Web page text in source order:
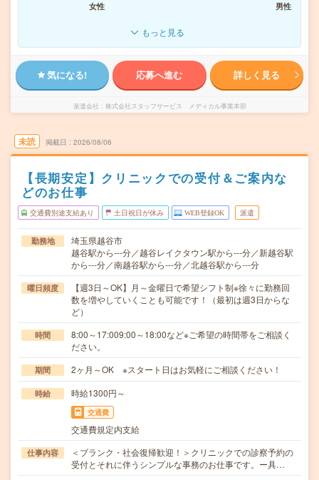
女性
男性
もっと見る
気になる! 応募へ進む 詳しく見る
派遣会社 株式会社スタッフサービス メディカル事業本部
未読 掲載日 2026/08/06
【長期安定】クリニックでの受付＆ご案内な
どのお仕事
交通費別途支給あり 土日祝日が休み WEB登録OK 派遣
勤務地
埼玉県越谷市
越谷駅から---分／越谷レイクタウン駅から---分／新越谷駅
から---分／南越谷駅から---分／北越谷駅から---分
曜日頻度
【週3日～OK】月～金曜日で希望シフト制※徐々に勤務回
数を増やしていくことも可能です！（最初は週3日からな
ど）
時間
8:00～17:009:00～18:00など※ご希望の時間帯をご相談く
ださい。
期間 2ヶ月～OK ※スタート日はお気軽にご相談ください！
時給 時給1300円～
交通費
交通費規定内支給
仕事内容
＜ブランク・社会復帰歓迎！＞クリニックでの診察予約の
受付とそれに伴うシンプルな事務のお仕事です。ー具…